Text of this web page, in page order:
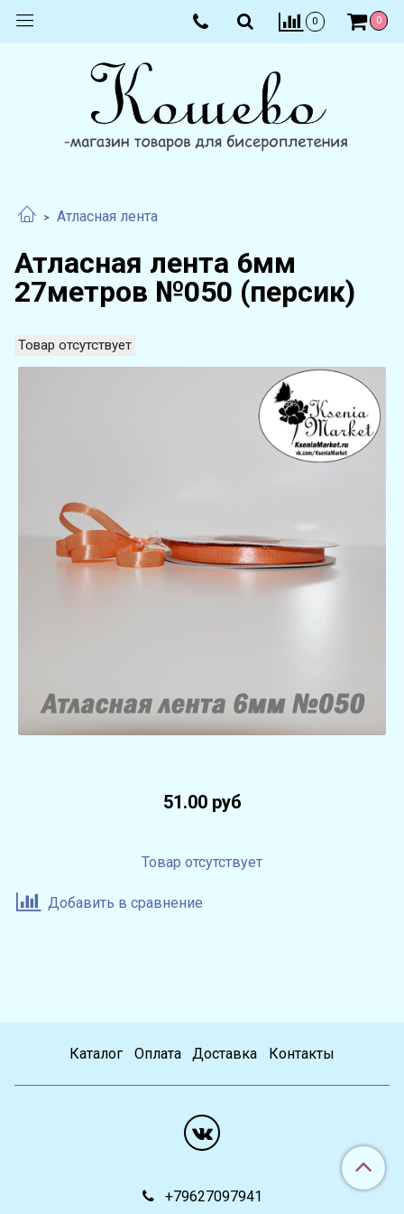
0 0
Атласная лента
Атласная лента 6мм
27метров №050 (персик)
Товар отсутствует
51.00 руб
Товар отсутствует
Добавить в сравнение
Каталог Оплата Доставка Контакты
+79627097941